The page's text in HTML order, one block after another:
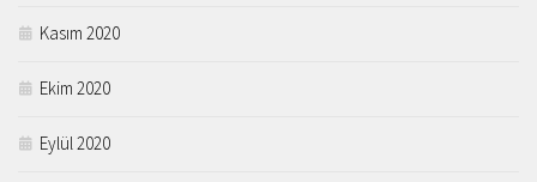
Kasım 2020
Ekim 2020
Eylül 2020